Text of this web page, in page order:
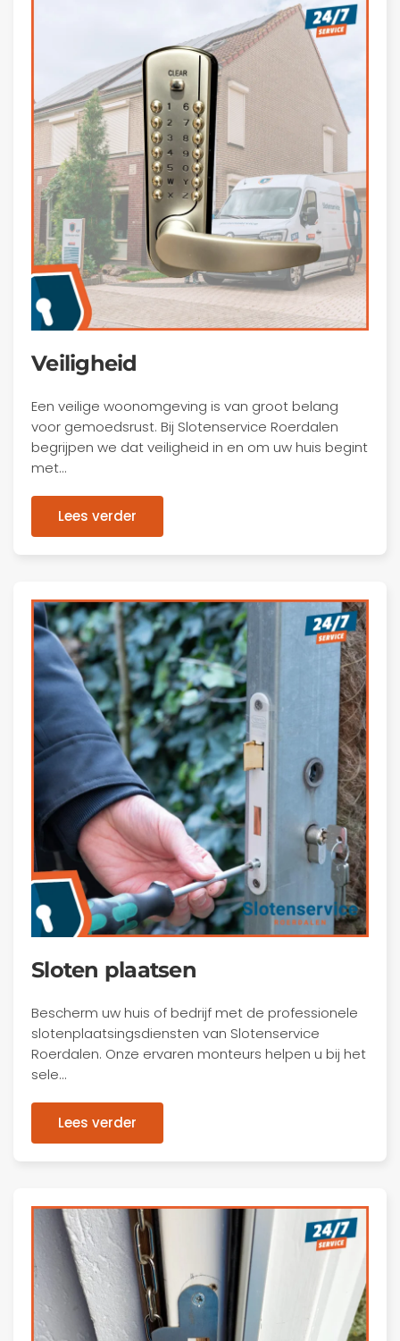
Veiligheid
Een veilige woonomgeving is van groot belang
voor gemoedsrust. Bij Slotenservice Roerdalen
begrijpen we dat veiligheid in en om uw huis begint
met…
Lees verder
Sloten plaatsen
Bescherm uw huis of bedrijf met de professionele
slotenplaatsingsdiensten van Slotenservice
Roerdalen. Onze ervaren monteurs helpen u bij het
sele…
Lees verder